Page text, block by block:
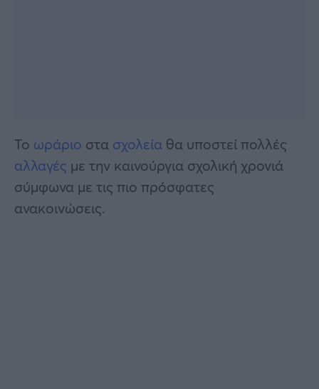
Το ωράριο στα σχολεία θα υποστεί πολλές
αλλαγές με την καινούργια σχολική χρονιά
σύμφωνα με τις πιο πρόσφατες
ανακοινώσεις.